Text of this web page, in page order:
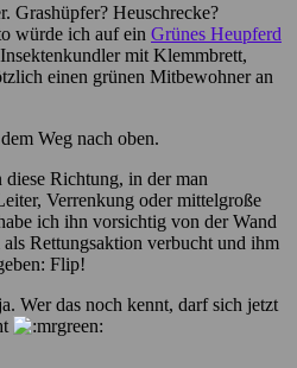
Grashüpfer? Heuschrecke?
würde ich auf ein Grünes Heupferd
mit Klemmbrett,
einen grünen Mitbewohner an
Weg nach oben.
Richtung, in der man
Verrenkung oder mittelgroße
ich ihn vorsichtig von der Wand
Rettungsaktion verbucht und ihm
Flip!
Wer das noch kennt, darf sich jetzt